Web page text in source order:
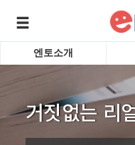
학습도우미 G1
엔토소개
거짓없는 리